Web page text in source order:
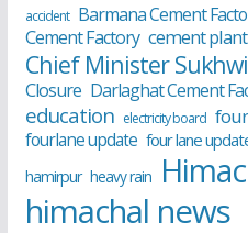
accident Barmana Cement
Cement Factory cement plant
Chief Minister
Closure Darlaghat Cement
education electricity board
fourlane update four lane
hamirpur heavy rain
himachal news